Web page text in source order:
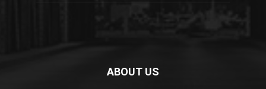
ABOUT US